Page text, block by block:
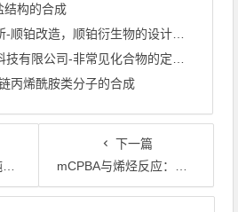
结构的合成
顺铂改造，顺铂衍生物的设计合成
公司-非常见化合物的定制合成，工艺研发
丙烯酰胺类分子的合成
下一篇
mCPBA与烯烃反应：从Prilezhaev环氧化到绿色催化演进